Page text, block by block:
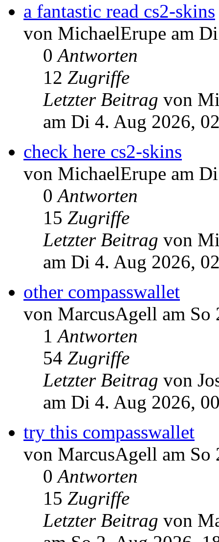
a fantastic read cs2-skins
von MichaelErupe am
0Antworten
12 Zugriffe
Letzter Beitrag von
am Di 4. Aug 2026,
check here cs2-skins
von MichaelErupe am
0Antworten
15 Zugriffe
Letzter Beitrag von
am Di 4. Aug 2026,
other compasswallet
von MarcusAgell am So
1Antworten
54 Zugriffe
Letzter Beitrag von
am Di 4. Aug 2026,
try this compasswallet
von MarcusAgell am So
0Antworten
15 Zugriffe
Letzter Beitrag von